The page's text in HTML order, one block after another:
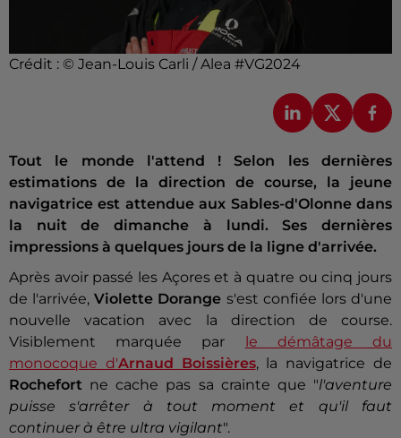
Crédit : © Jean-Louis Carli / Alea #VG2024
Tout le monde l'attend ! Selon les dernières
estimations de la direction de course, la jeune
navigatrice est attendue aux Sables-d'Olonne dans
la nuit de dimanche à lundi. Ses dernières
impressions à quelques jours de la ligne d'arrivée.
Après avoir passé les Açores et à quatre ou cinq jours
de l'arrivée,Violette Dorange s'est confiée lors d'une
nouvelle vacation avec la direction de course.
Visiblement marquée par
le démâtage du
monocoque d'Arnaud Boissières, la navigatrice de
Rochefort ne cache pas sa crainte que "l'aventure
puisse s'arrêter à tout moment et qu'il faut
continuer à être ultra vigilant".